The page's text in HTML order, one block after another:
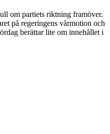
om partiets riktning framöver.
på regeringens vårmotion och
berättar lite om innehållet i